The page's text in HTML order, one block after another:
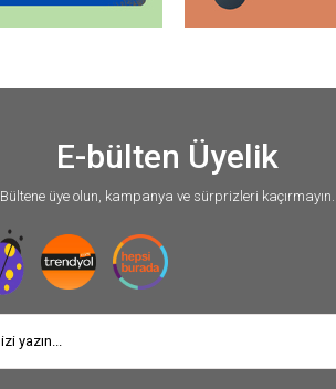
E-bülten Üyelik
Bültene üye olun, kampanya ve sürprizleri kaçırmayın.